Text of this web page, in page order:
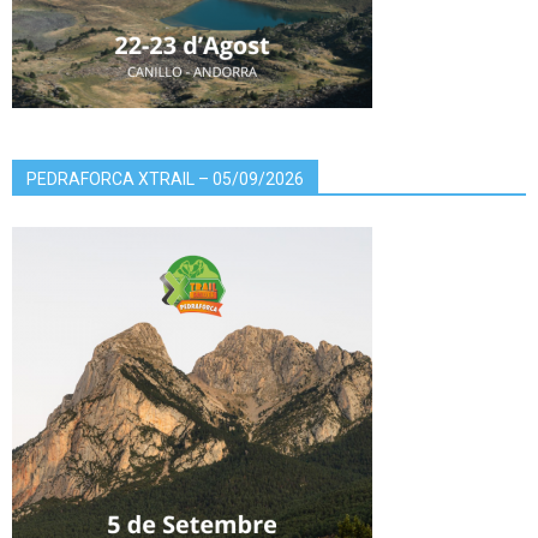
PEDRAFORCA XTRAIL – 05/09/2026